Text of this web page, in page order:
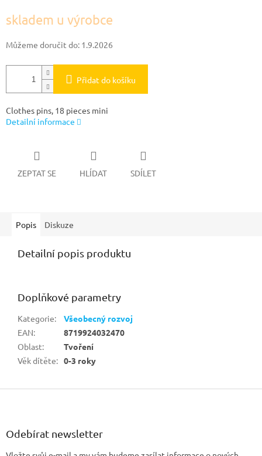
cena:
skladem u výrobce
Můžeme doručit do: 1.9.2026
Přidat do košíku
Clothes pins, 18 pieces mini
Detailní informace
ZEPTAT SE HLÍDAT SDÍLET
Popis Diskuze
Detailní popis produktu
Doplňkové parametry
Kategorie:
Všeobecný rozvoj
EAN:
8719924032470
Oblast:
Tvoření
Věk dítěte: 0-3 roky
Z
Odebírat newsletter